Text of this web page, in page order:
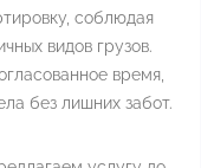
соблюдая
видов грузов.
время,
без лишних забот.